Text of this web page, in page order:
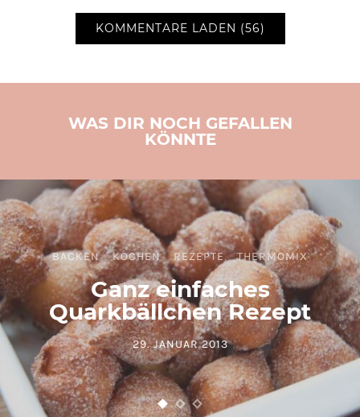
KOMMENTARE LADEN (56)
WAS DIR NOCH GEFALLEN
KÖNNTE
BACKEN KOCHEN REZEPTE THERMOMIX
Ganz einfaches
Quarkbällchen Rezept
POSTED ON
29. JANUAR 2013